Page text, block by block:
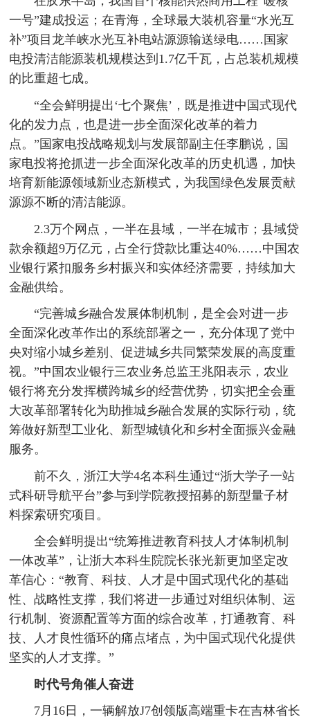
一号”建成投运；在青海，全球最大装机容量“水光互
补”项目龙羊峡水光互补电站源源输送绿电……国家
电投清洁能源装机规模达到1.7亿千瓦，占总装机规模
的比重超七成。
“全会鲜明提出‘七个聚焦’，既是推进中国式现代
化的发力点，也是进一步全面深化改革的着力
点。”国家电投战略规划与发展部副主任李鹏说，国
家电投将抢抓进一步全面深化改革的历史机遇，加快
培育新能源领域新业态新模式，为我国绿色发展贡献
源源不断的清洁能源。
2.3万个网点，一半在县域，一半在城市；县域贷
款余额超9万亿元，占全行贷款比重达40%……中国农
业银行紧扣服务乡村振兴和实体经济需要，持续加大
金融供给。
“完善城乡融合发展体制机制，是全会对进一步
全面深化改革作出的系统部署之一，充分体现了党中
央对缩小城乡差别、促进城乡共同繁荣发展的高度重
视。”中国农业银行三农业务总监王兆阳表示，农业
银行将充分发挥横跨城乡的经营优势，切实把全会重
大改革部署转化为助推城乡融合发展的实际行动，统
筹做好新型工业化、新型城镇化和乡村全面振兴金融
服务。
前不久，浙江大学4名本科生通过“浙大学子一站
式科研导航平台”参与到学院教授招募的新型量子材
料探索研究项目。
全会鲜明提出“统筹推进教育科技人才体制机制
一体改革”，让浙大本科生院院长张光新更加坚定改
革信心：“教育、科技、人才是中国式现代化的基础
性、战略性支撑，我们将进一步通过对组织体制、运
行机制、资源配置等方面的综合改革，打通教育、科
技、人才良性循环的痛点堵点，为中国式现代化提供
坚实的人才支撑。”
时代号角催人奋进
7月16日，一辆解放J7创领版高端重卡在吉林省长